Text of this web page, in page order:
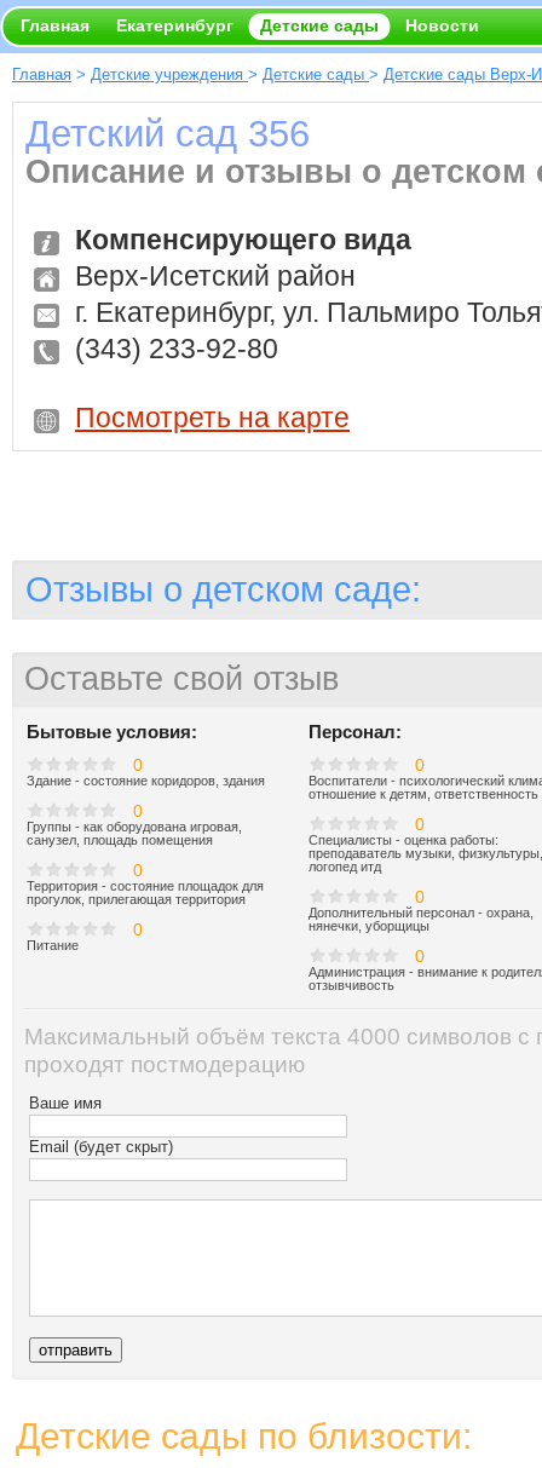
Главная Екатеринбург Детские сады Новости
Главная > Детские учреждения > Детские сады > Детские сады Верх-
Детский сад 356
Описание и отзывы о детском
Компенсирующего вида
Верх-Исетский район
г. Екатеринбург, ул. Пальмиро
(343) 233-92-80
Посмотреть на карте
Отзывы о детском саде:
Оставьте свой отзыв
Бытовые условия:
0
Здание - состояние коридоров, здания
0
Группы - как оборудована игровая,
санузел, площадь помещения
0
Территория - состояние площадок для
прогулок, прилегающая территория
0
Питание
Персонал:
0
Воспитатели - психологический
отношение к детям, ответственность
0
Специалисты - оценка работы:
преподаватель музыки, физкультуры,
логопед итд
0
Дополнительный персонал - охрана,
нянечки, уборщицы
0
Администрация - внимание к
отзывчивость
Максимальный объём текста 4000 символов
проходят постмодерацию
Ваше имя
Email (будет скрыт)
Детские сады по близости: